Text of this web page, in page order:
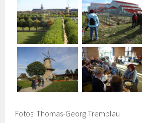
Fotos: Thomas-Georg Tremblau